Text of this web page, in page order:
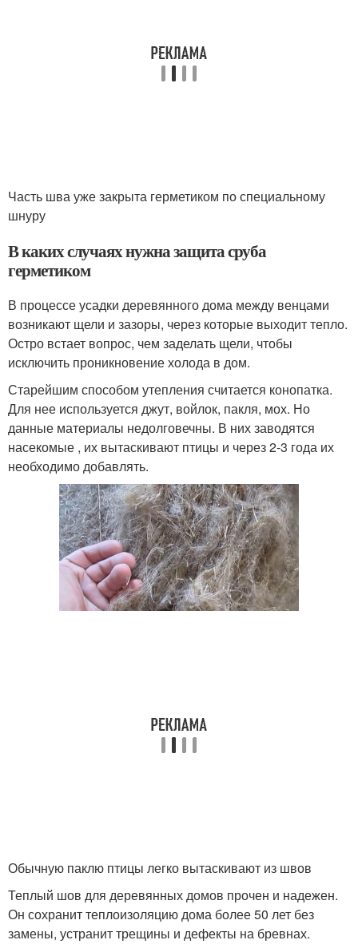
Часть шва уже закрыта герметиком по специальному
шнуру
В каких случаях нужна защита сруба
герметиком
В процессе усадки деревянного дома между венцами
возникают щели и зазоры, через которые выходит тепло.
Остро встает вопрос, чем заделать щели, чтобы
исключить проникновение холода в дом.
Старейшим способом утепления считается конопатка.
Для нее используется джут, войлок, пакля, мох. Но
данные материалы недолговечны. В них заводятся
насекомые , их вытаскивают птицы и через 2-3 года их
необходимо добавлять.
Обычную паклю птицы легко вытаскивают из швов
Теплый шов для деревянных домов прочен и надежен.
Он сохранит теплоизоляцию дома более 50 лет без
замены, устранит трещины и дефекты на бревнах.